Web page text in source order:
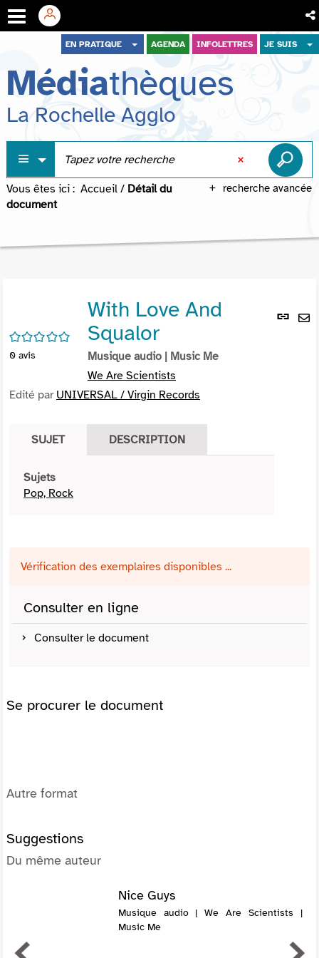
menu
contenu
recherche
EN PRATIQUE AGENDA INFOLETTRES JE SUIS
Médiathèques
La Rochelle Agglo
recherche avancée
Vous êtes ici : Accueil / Détail du
document
Lien
/5
0 avis
With Love And
Squalor
Musique audio | Music Me
We Are Scientists
Edité par UNIVERSAL / Virgin Records
SUJET DESCRIPTION
Sujets
Pop, Rock
Vérification des exemplaires disponibles ...
Consulter en ligne
Consulter le document
Se procurer le document
Autre format
Suggestions
Du même auteur
Nice Guys
Musique audio | We Are Scientists |
Music Me